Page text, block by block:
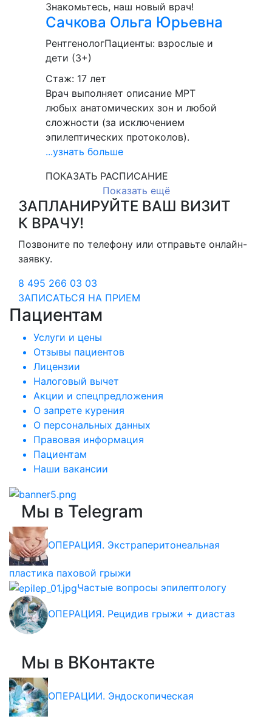
Знакомьтесь, наш новый врач!
Сачкова Ольга Юрьевна
РентгенологПациенты: взрослые и
дети (3+)
Стаж: 17 лет
Врач выполняет описание МРТ
любых анатомических зон и любой
сложности (за исключением
эпилептических протоколов).
...узнать больше
ПОКАЗАТЬ РАСПИСАНИЕ
Показать ещё
ЗАПЛАНИРУЙТЕ ВАШ ВИЗИТ
К ВРАЧУ!
Позвоните по телефону или отправьте онлайн-
заявку.
8 495 266 03 03
ЗАПИСАТЬСЯ НА ПРИЕМ
Пациентам
Услуги и цены
Отзывы пациентов
Лицензии
Налоговый вычет
Акции и спецпредложения
О запрете курения
О персональных данных
Правовая информация
Пациентам
Наши вакансии
Мы в Telegram
ОПЕРАЦИЯ. Экстраперитонеальная
пластика паховой грыжи
Частые вопросы эпилептологу
ОПЕРАЦИЯ. Рецидив грыжи + диастаз
Мы в ВКонтакте
ОПЕРАЦИИ. Эндоскопическая